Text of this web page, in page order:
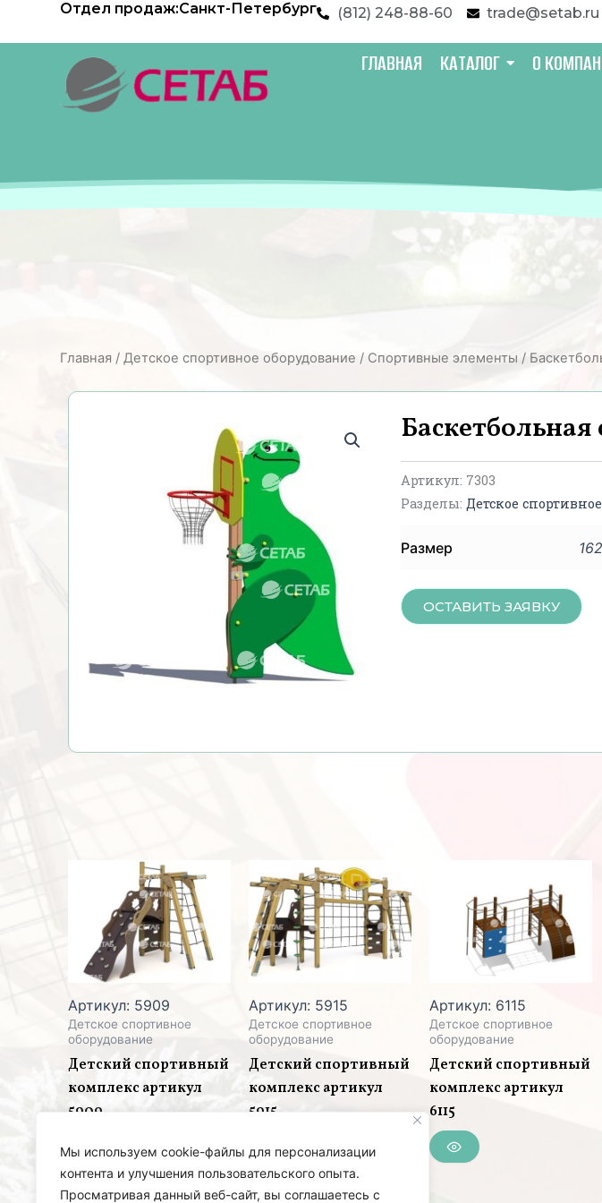
Мы используем cookie-файлы для персонализации
контента и улучшения пользовательского опыта.
Просматривая данный веб-сайт, вы соглашаетесь с
содержимому
Отдел продаж:Санкт-Петербург (812) 248-88-60 trade@setab.ru
ГЛАВНАЯ КАТАЛОГ О
Главная /Детское спортивное оборудование / Спортивные элементы /
Артикул: 7303
Разделы: Детское
Размер
ОСТАВИТЬ ЗАЯВКУ
Артикул: 5909
Детское спортивное
оборудование
Детский спортивный
комплекс артикул
5909
Артикул: 5915
Детское спортивное
оборудование
Детский спортивный
комплекс артикул
5915
Артикул: 6115
Детское спортивное
оборудование
Детский спортивный
комплекс артикул
6115